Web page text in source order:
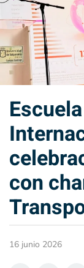
con
16 junio 2026